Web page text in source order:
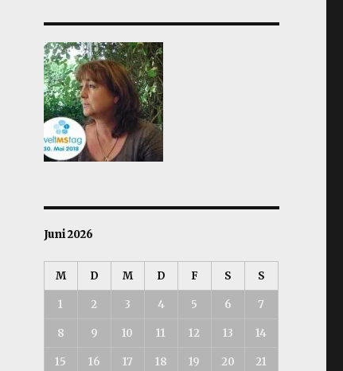
Juni 2026
M D M D F S S
1 2 3 4 5 6 7
8 9 10 11 12 13 14
15 16 17 18 19 20 21